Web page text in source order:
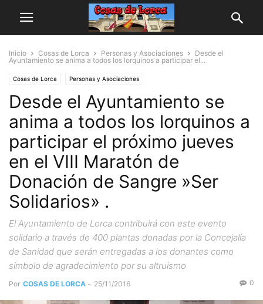
Inicio Cosas de Lorca Personas y Asociaciones
Desde el
Ayuntamiento se anima a todos los lorquinos a participar el...
Cosas de Lorca Personas y Asociaciones
Desde el Ayuntamiento se
anima a todos los lorquinos a
participar el próximo jueves
en el VIII Maratón de
Donación de Sangre »Ser
Solidarios» .
El Ayuntamiento de Lorca contribuirá con este evento
solidario a través de 400 plantas donadas por la Concejalía
de Sanidad que serán entregadas a los donantes como
símbolo de agradecimiento por su altruismo
Por COSAS DE LORCA - 25/11/2016 0